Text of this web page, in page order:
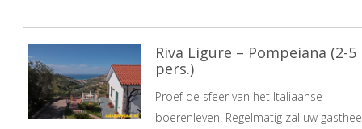
Riva Ligure – Pompeiana (2-5
pers.)
Proef de sfeer van het Italiaanse
boerenleven. Regelmatig zal uw